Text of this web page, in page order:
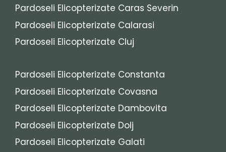
Pardoseli Elicopterizate Caras Severin
Pardoseli Elicopterizate Calarasi
Pardoseli Elicopterizate Cluj
Pardoseli Elicopterizate Constanta
Pardoseli Elicopterizate Covasna
Pardoseli Elicopterizate Dambovita
Pardoseli Elicopterizate Dolj
Pardoseli Elicopterizate Galati